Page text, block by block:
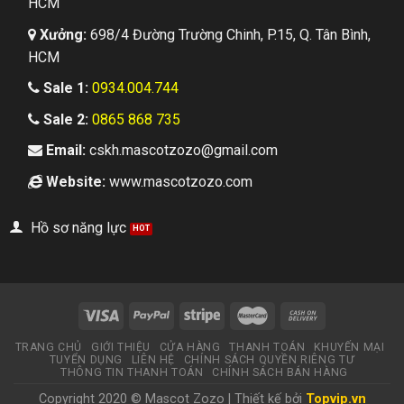
Xưởng: 698/4 Đường Trường Chinh, P.15, Q. Tân Bình,
HCM
Sale 1: 0934.004.744
Sale 2: 0865 868 735
Email:cskh.mascotzozo@gmail.com
Website:www.mascotzozo.com
Hồ sơ năng lực
TRANG CHỦ GIỚI THIỆU CỬA HÀNG THANH TOÁN
KHUYẾN MẠI
TUYỂN DỤNG
LIÊN HỆ
CHÍNH SÁCH QUYỀN RIÊNG TƯ
THÔNG TIN THANH TOÁN
CHÍNH SÁCH BÁN HÀNG
Copyright 2020 © Mascot Zozo | Thiết kế bởi Topvip.vn